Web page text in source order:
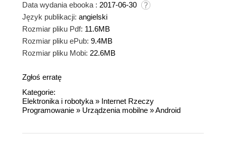
Data wydania ebooka : 2017-06-30
Język publikacji: angielski
Rozmiar pliku Pdf: 11.6MB
Rozmiar pliku ePub: 9.4MB
Rozmiar pliku Mobi: 22.6MB
Zgłoś erratę
Kategorie:
Elektronika i robotyka » Internet Rzeczy
Programowanie » Urządzenia mobilne »Android